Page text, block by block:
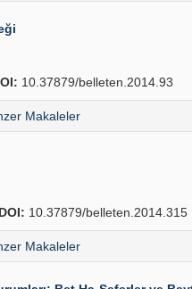
10.37879/belleten.2014.93
Makaleler
DOI: 10.37879/belleten.2014.315
Makaleler